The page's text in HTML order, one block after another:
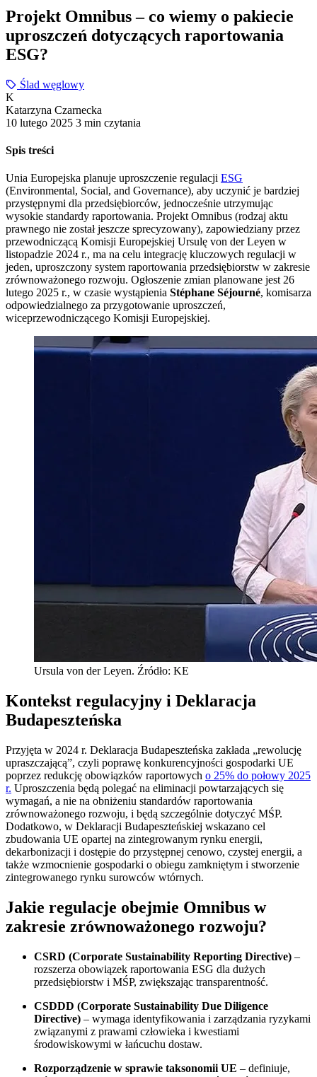
Projekt Omnibus – co wiemy o pakiecie
uproszczeń dotyczących raportowania
ESG?
Ślad węglowy
K
Katarzyna Czarnecka
10 lutego 2025 3 min czytania
Spis treści
Unia Europejska planuje uproszczenie regulacji ESG
(Environmental, Social, and Governance), aby uczynić je bardziej
przystępnymi dla przedsiębiorców, jednocześnie utrzymując
wysokie standardy raportowania. Projekt Omnibus (rodzaj aktu
prawnego nie został jeszcze sprecyzowany), zapowiedziany przez
przewodniczącą Komisji Europejskiej Ursulę von der Leyen w
listopadzie 2024 r., ma na celu integrację kluczowych regulacji w
jeden, uproszczony system raportowania przedsiębiorstw w zakresie
zrównoważonego rozwoju. Ogłoszenie zmian planowane jest 26
lutego 2025 r., w czasie wystąpienia Stéphane Séjourné, komisarza
odpowiedzialnego za przygotowanie uproszczeń,
wiceprzewodniczącego Komisji Europejskiej.
Ursula von der Leyen. Źródło: KE
Kontekst regulacyjny i Deklaracja
Budapeszteńska
Przyjęta w 2024 r. Deklaracja Budapeszteńska zakłada „rewolucję
upraszczającą”, czyli poprawę konkurencyjności gospodarki UE
poprzez redukcję obowiązków raportowych o 25% do połowy 2025
r. Uproszczenia będą polegać na eliminacji powtarzających się
wymagań, a nie na obniżeniu standardów raportowania
zrównoważonego rozwoju, i będą szczególnie dotyczyć MŚP.
Dodatkowo, w Deklaracji Budapeszteńskiej wskazano cel
zbudowania UE opartej na zintegrowanym rynku energii,
dekarbonizacji i dostępie do przystępnej cenowo, czystej energii, a
także wzmocnienie gospodarki o obiegu zamkniętym i stworzenie
zintegrowanego rynku surowców wtórnych.
Jakie regulacje obejmie Omnibus w
zakresie zrównoważonego rozwoju?
CSRD (Corporate Sustainability Reporting Directive) –
rozszerza obowiązek raportowania ESG dla dużych
przedsiębiorstw i MŚP, zwiększając transparentność.
CSDDD (Corporate Sustainability Due Diligence
Directive) – wymaga identyfikowania i zarządzania ryzykami
związanymi z prawami człowieka i kwestiami
środowiskowymi w łańcuchu dostaw.
Rozporządzenie w sprawie taksonomii UE – definiuje,